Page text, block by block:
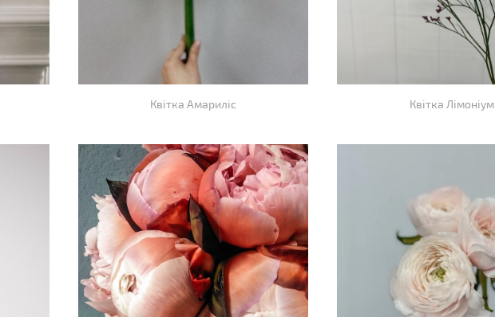
Квітка Амариліс Квітка Лімоніум